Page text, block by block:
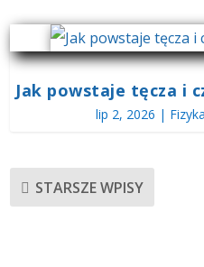
Jak powstaje tęcza i
lip 2, 2026 | Fizyka
STARSZE WPISY